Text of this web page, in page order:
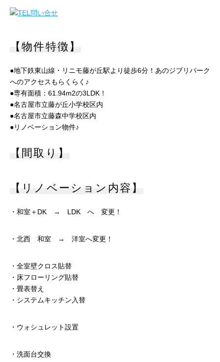
【物件特徴】
●地下鉄東山線・リニモ藤が丘駅より徒歩6分！あのジブリパーク
へのアクセスもらくらく♪
●専有面積：61.94m2の3LDK！
●名古屋市立藤が丘小学校区内
●名古屋市立藤森中学校区内
●リノベーション物件♪
【間取り】
【リノベーション内容】
・和室＋DK → LDK へ 変更！
・北西 和室 → 洋室へ変更！
・全室壁クロス貼替
・床フローリング貼替
・畳表替え
・システムキッチン入替
・ウォシュレット設置
・洗面台交換